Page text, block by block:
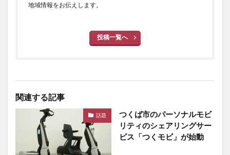
地域情報をお伝えします。
投稿一覧へ
関連する記事
話題
つくば市のパーソナルモビ
リティのシェアリングサー
ビス「つくモビ」が始動